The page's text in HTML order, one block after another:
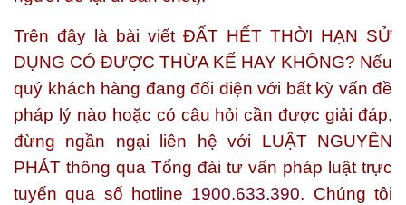
Trên đây là bài viết ĐẤT HẾT THỜI HẠN SỬ
DỤNG CÓ ĐƯỢC THỪA KẾ HAY KHÔNG? Nếu
quý khách hàng đang đối diện với bất kỳ vấn đề
pháp lý nào hoặc có câu hỏi cần được giải đáp,
đừng ngần ngại liên hệ với LUẬT NGUYÊN
PHÁT thông qua Tổng đài tư vấn pháp luật trực
tuyến qua số hotline 1900.633.390. Chúng tôi